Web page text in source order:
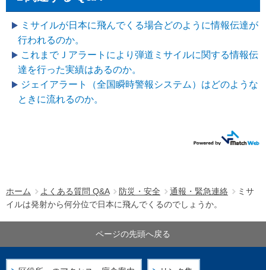
ホーム よくある質問 Q&A 防災・安全 通報・緊急連絡
ミサ
イルは発射から何分位で日本に飛んでくるのでしょうか。
ミサイルが日本に飛んでくる場合どのように情報伝達が
行われるのか。
これまでＪアラートにより弾道ミサイルに関する情報伝
達を行った実績はあるのか。
ジェイアラート（全国瞬時警報システム）はどのような
ときに流れるのか。
ページの先頭へ戻る